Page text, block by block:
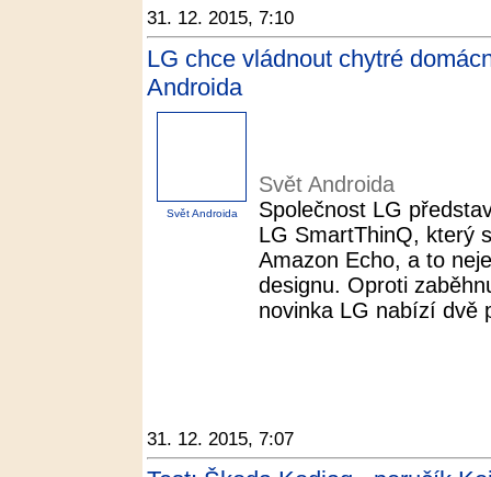
31. 12. 2015, 7:10
LG chce vládnout chytré
Androida
Svět Androida
Svět Androida
Společnost LG
LG SmartThinQ, který
Amazon Echo, a to
designu. Oproti
novinka LG nabízí dvě
31. 12. 2015, 7:07